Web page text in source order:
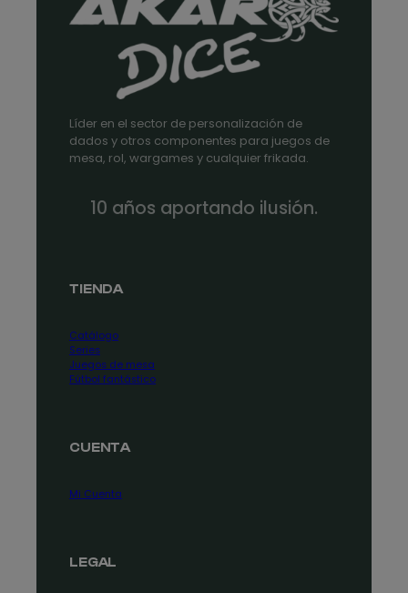
Líder en el sector de personalización de
dados y otros componentes para juegos de
mesa, rol, wargames y cualquier frikada.
10 años aportando ilusión.
TIENDA
Catálogo
Series
Juegos de mesa
Fútbol fantástico
CUENTA
Mi Cuenta
LEGAL